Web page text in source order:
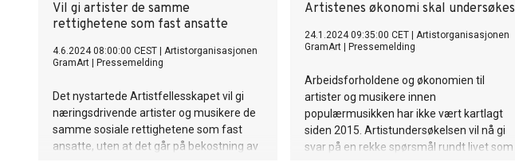
Vil gi artister de samme
rettighetene som fast ansatte
4.6.2024 08:00:00 CEST
Artistorganisasjonen
GramArt
Pressemelding
Det nystartede Artistfellesskapet vil gi
næringsdrivende artister og musikere de
samme sosiale rettighetene som fast
ansatte, uten at det går på bekostning av
Artistenes økonomi skal undersøkes
24.1.2024 09:35:00 CET
Artistorganisasjonen
GramArt
Pressemelding
Arbeidsforholdene og økonomien til
artister og musikere innen
populærmusikken har ikke vært kartlagt
siden 2015. Artistundersøkelsen vil nå gi
svar på en rekke spørsmål rundt livet som